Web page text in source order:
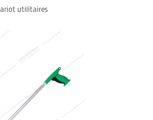
utilitaires